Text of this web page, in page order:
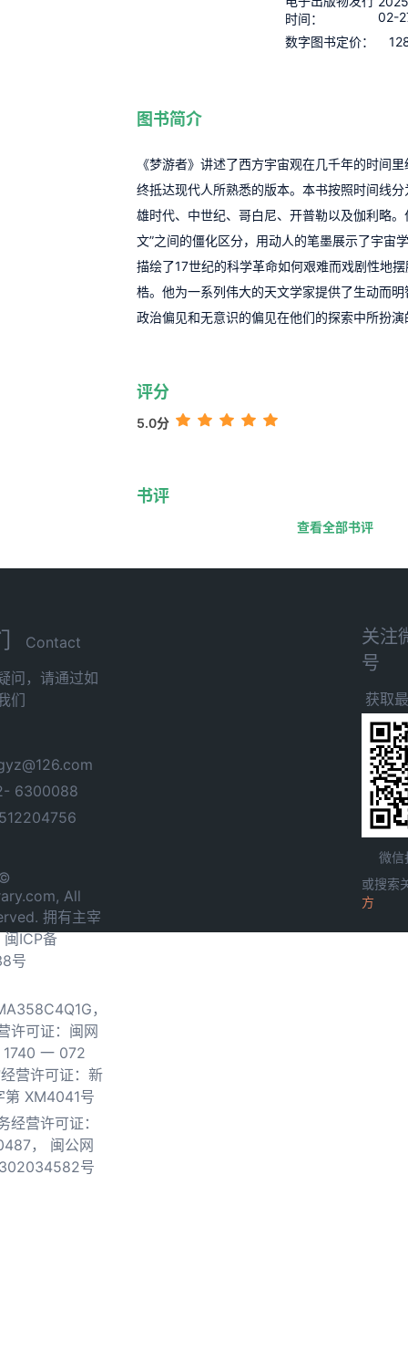
时间：
02-
数字图书定价：
图书简介
《梦游者》讲述了西方宇宙观在几千年的时间
终抵达现代人所熟悉的版本。本书按照时间线
雄时代、中世纪、哥白尼、开普勒以及伽利略。
文”之间的僵化区分，用动人的笔墨展示了宇宙
描绘了17世纪的科学革命如何艰难而戏剧性地
梏。他为一系列伟大的天文学家提供了生动而
政治偏见和无意识的偏见在他们的探索中所扮演
评分
5.0分
书评
查看全部书评
Contact
问，请通过如
们
6300088
All
拥有主宰
闽ICP备
号
，
许可证：闽网
一 072
营许可证：新
第 XM4041号
经营许可证：
，
闽公网
号
关注
号
获取
微信
或搜索
方